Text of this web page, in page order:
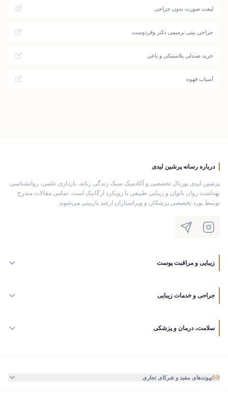
لیفت صورت بدون جراحی
جراحی بینی ترمیمی دکتر وقردوست
خرید صندلی پلاستیکی و باغی
آسیاب قهوه
درباره رسانه پرشین لیدی
پرشین لیدی پورتال تخصصی و آکادمیک سبک زندگی زنانه، بارداری علمی، روانشناسی
بهداشت روان بانوان و زیبایی طبیعی با رویکرد ارگانیک است. تمامی مقالات مندرج
توسط بورد تخصصی پزشکان و ویراستاران ارشد بازبینی می‌شوند.
زیبایی و مراقبت پوست
جراحی و خدمات زیبایی
سلامت، درمان و پزشکی
پیوندهای مفید و شرکای تجاری